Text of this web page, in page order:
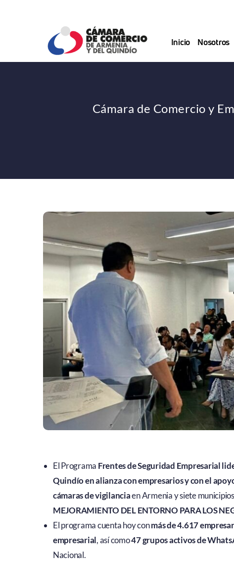
Inicio Nosotros
Cámara de Comercio y
El Programa Frentes de Seguridad Empresarial
Quindío en alianza con empresarios y con el
cámaras de vigilanciaen Armenia y siete
MEJORAMIENTO DEL ENTORNO PARA LOS
El programa cuenta hoy conmás de 4.617
empresarial, así como47 grupos activos de
Nacional.